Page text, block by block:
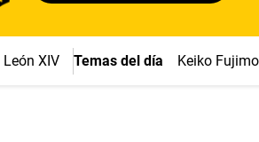
León XIV Temas del día Keiko